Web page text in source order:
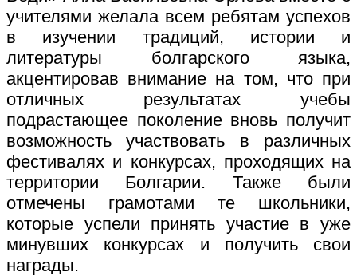
учителями желала всем ребятам успехов
в изучении традиций, истории и
литературы болгарского языка,
акцентировав внимание на том, что при
отличных результатах учебы
подрастающее поколение вновь получит
возможность участвовать в различных
фестивалях и конкурсах, проходящих на
территории Болгарии. Также были
отмечены грамотами те школьники,
которые успели принять участие в уже
минувших конкурсах и получить свои
награды.